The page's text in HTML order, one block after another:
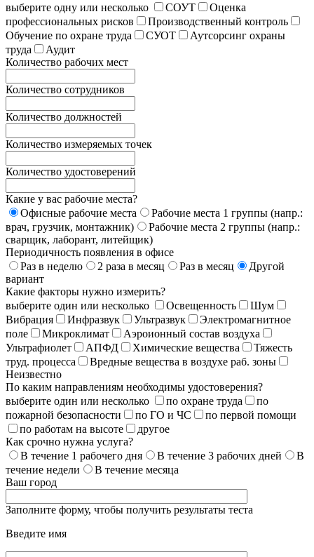
выберите одну или несколько
СОУТ
Оценка
профессиональных рисков
Производственный контроль
Обучение по охране труда
СУОТ
Аутсорсинг охраны
труда
Аудит
Количество рабочих мест
Количество сотрудников
Количество должностей
Количество измеряемых точек
Количество удостоверений
Какие у вас рабочие места?
Офисные рабочие места
Рабочие места 1 группы (напр.:
врач, грузчик, монтажник)
Рабочие места 2 группы (напр.:
сварщик, лаборант, литейщик)
Периодичность появления в офисе
Раз в неделю
2 раза в месяц Раз в месяц
Другой
вариант
Какие факторы нужно измерить?
выберите один или несколько
Освещенность
Шум
Вибрация
Инфразвук Ультразвук
Электромагнитное
поле
Микроклимат
Аэроионный состав воздуха
Ультрафиолет
АПФД Химические вещества
Тяжесть
труд. процесса
Вредные вещества в воздухе раб. зоны
Неизвестно
По каким направлениям необходимы удостоверения?
выберите один или несколько
по охране труда
по
пожарной безопасности
по ГО и ЧС
по первой помощи
по работам на высоте
другое
Как срочно нужна услуга?
В течение 1 рабочего дня
В течение 3 рабочих дней
В
течение недели
В течение месяца
Ваш город
Заполните форму, чтобы получить результаты теста
Введите имя